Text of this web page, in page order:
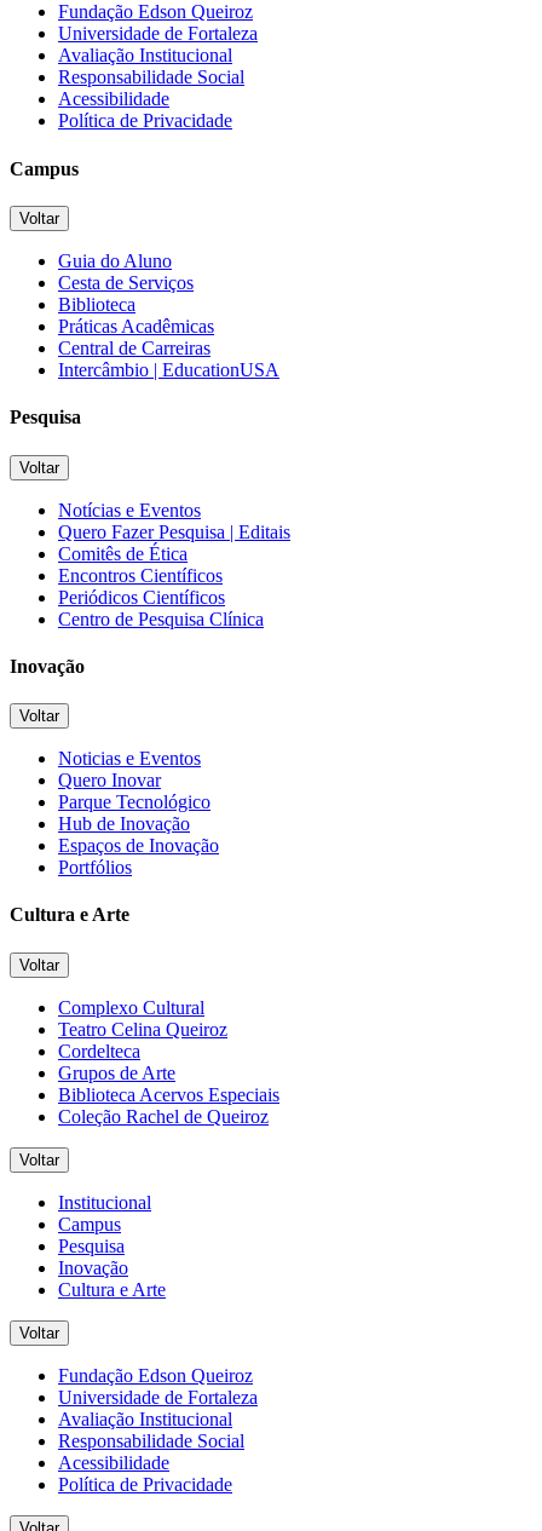
Fundação Edson Queiroz
Universidade de Fortaleza
Avaliação Institucional
Responsabilidade Social
Acessibilidade
Política de Privacidade
Campus
Voltar
Guia do Aluno
Cesta de Serviços
Biblioteca
Práticas Acadêmicas
Central de Carreiras
Intercâmbio | EducationUSA
Pesquisa
Voltar
Notícias e Eventos
Quero Fazer Pesquisa | Editais
Comitês de Ética
Encontros Científicos
Periódicos Científicos
Centro de Pesquisa Clínica
Inovação
Voltar
Noticias e Eventos
Quero Inovar
Parque Tecnológico
Hub de Inovação
Espaços de Inovação
Portfólios
Cultura e Arte
Voltar
Complexo Cultural
Teatro Celina Queiroz
Cordelteca
Grupos de Arte
Biblioteca Acervos Especiais
Coleção Rachel de Queiroz
Voltar
Institucional
Campus
Pesquisa
Inovação
Cultura e Arte
Voltar
Fundação Edson Queiroz
Universidade de Fortaleza
Avaliação Institucional
Responsabilidade Social
Acessibilidade
Política de Privacidade